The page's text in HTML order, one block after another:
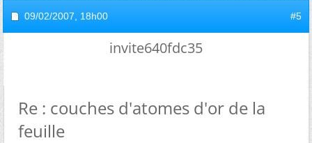
09/02/2007, 18h00 #5
invite640fdc35
Re : couches d'atomes d'or de la
feuille